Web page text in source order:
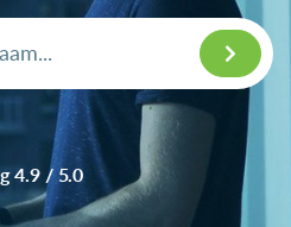
4.9 / 5.0